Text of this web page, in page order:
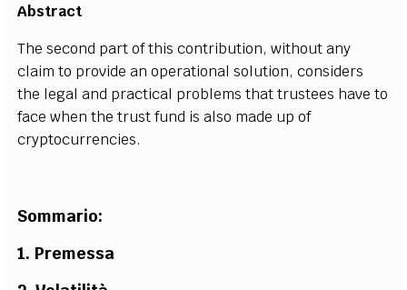
Abstract
The second part of this contribution, without any
claim to provide an operational solution, considers
the legal and practical problems that trustees have to
face when the trust fund is also made up of
cryptocurrencies.
Sommario:
1. Premessa